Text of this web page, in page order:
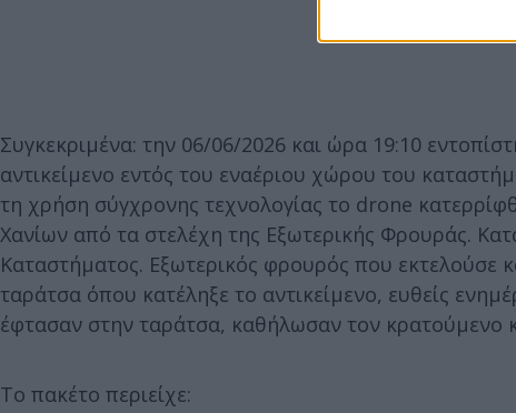
Συγκεκριμένα: την 06/06/2026 και ώρα 19:10
αντικείμενο εντός του εναέριου χώρου του
τη χρήση σύγχρονης τεχνολογίας το drone
Χανίων από τα στελέχη της Εξωτερικής Φρουράς.
Καταστήματος. Εξωτερικός φρουρός που εκτελούσε
ταράτσα όπου κατέληξε το αντικείμενο, ευθείς
έφτασαν στην ταράτσα, καθήλωσαν τον κρατούμενο
Το πακέτο περιείχε: